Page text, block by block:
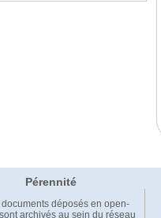
Pérennité
documents déposés en open-
archivés au sein du réseau